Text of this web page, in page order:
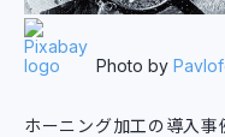
Photo by
ホーニング加工の導入